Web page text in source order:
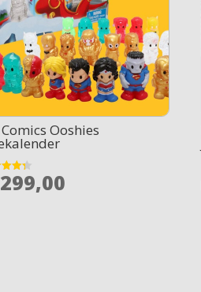
Comics Ooshies
299,00